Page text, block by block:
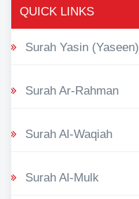
QUICK LINKS
Surah Yasin (Yaseen)
Surah Ar-Rahman
Surah Al-Waqiah
Surah Al-Mulk